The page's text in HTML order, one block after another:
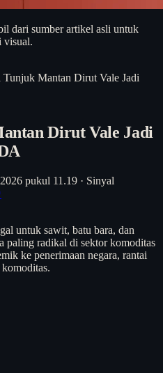
dari sumber artikel asli untuk
visual.
Tunjuk Mantan Dirut Vale Jadi
Dirut Vale Jadi
pukul 11.19 · Sinyal
untuk sawit, batu bara, dan
paling radikal di sektor komoditas
ke penerimaan negara, rantai